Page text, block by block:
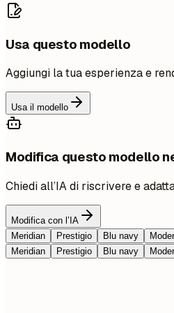
Usa questo modello
Aggiungi la tua esperienza e
Usa il modello
Modifica questo modello
Chiedi all’IA di riscrivere e
Modifica con l’IA
Meridian
Prestigio Blu navy
Meridian
Prestigio Blu navy